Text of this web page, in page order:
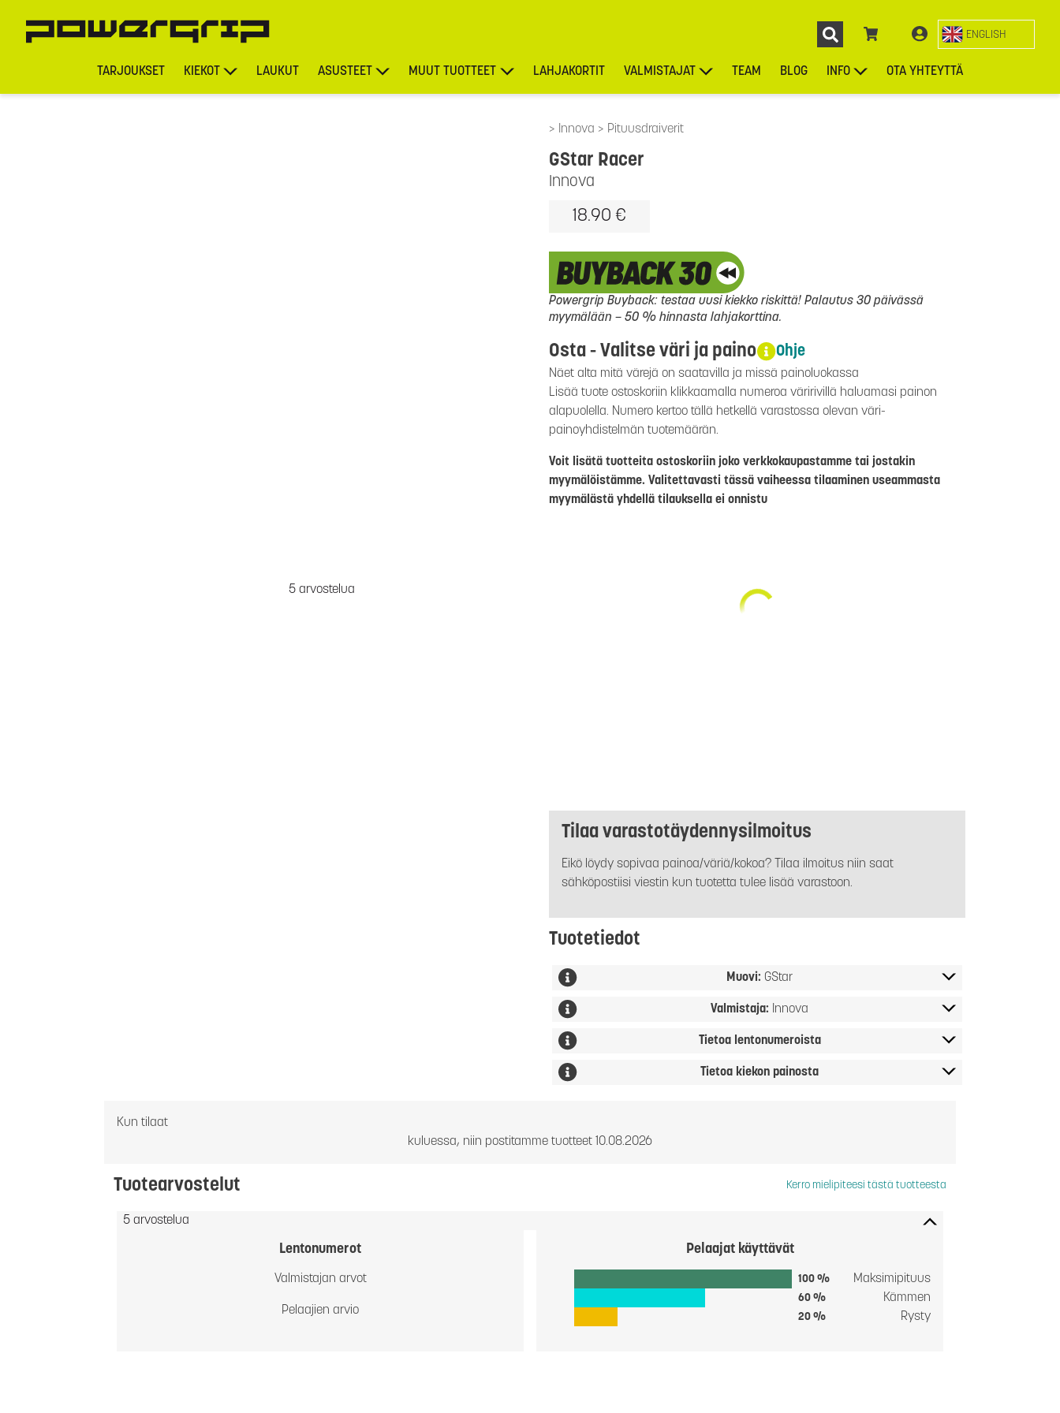
ENGLISH
TARJOUKSET KIEKOT LAUKUT ASUSTEET MUUT TUOTTEET LAHJAKORTIT VALMISTAJAT TEAM BLOG INFO OTA YHTEYTTÄ
Innova Pituusdraiverit
5 arvostelua
Innova
GStar Racer
18.90 €
Powergrip Buyback: testaa uusi kiekko riskittä! Palautus 30 päivässä
myymälään – 50 % hinnasta lahjakorttina.
Osta - Valitse väri ja paino Ohje
Näet alta mitä värejä on saatavilla ja missä painoluokassa
Lisää tuote ostoskoriin klikkaamalla numeroa väririvillä haluamasi painon
alapuolella. Numero kertoo tällä hetkellä varastossa olevan väri-
painoyhdistelmän tuotemäärän.
Voit lisätä tuotteita ostoskoriin joko verkkokaupastamme tai jostakin
myymälöistämme. Valitettavasti tässä vaiheessa tilaaminen useammasta
myymälästä yhdellä tilauksella ei onnistu
Tilaa varastotäydennysilmoitus
Eikö löydy sopivaa painoa/väriä/kokoa? Tilaa ilmoitus niin saat
sähköpostiisi viestin kun tuotetta tulee lisää varastoon.
Tuotetiedot
Muovi: GStar
Valmistaja: Innova
Tietoa lentonumeroista
Tietoa kiekon painosta
Kun tilaat
kuluessa, niin postitamme tuotteet 10.08.2026
Tuotearvostelut Kerro mielipiteesi tästä tuotteesta
5 arvostelua
Lentonumerot
Valmistajan arvot
Pelaajien arvio
Pelaajat käyttävät
100 % Maksimipituus
60 % Kämmen
20 % Rysty